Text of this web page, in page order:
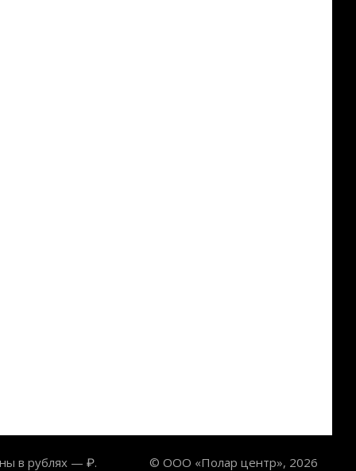
в рублях — ₽. © ООО «Полар центр», 2026